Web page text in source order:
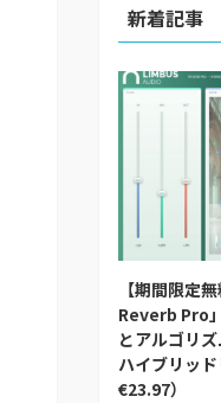
新着記事
【期間限定
Reverb Pro
とアルゴリ
ハイブリッ
€23.97）